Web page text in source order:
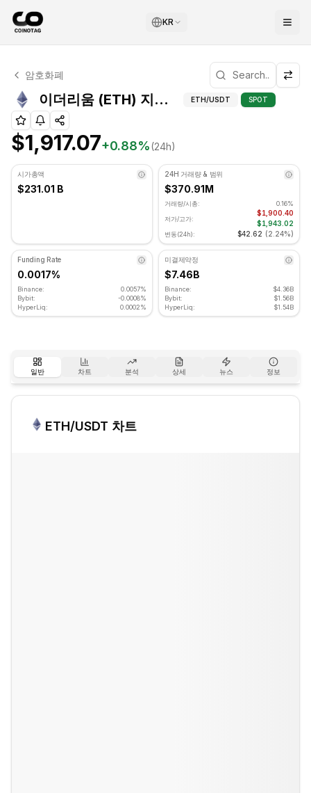
KR
이더리움 기술적 분석
이더리움 현재 $1,917.07에 거래되고 있습니다. RSI 지표
암호화폐
이더리움 (ETH) 지지 및 저항 레벨 이더리움
ETH/USDT SPOT
$1,917.07+0.88%(24h)
시가총액
$231.01 B
24H 거래량 & 범위
$370.91M
거래량/시총:
0.16%
저가/고가:
$1,900.40
$1,943.02
변동(24h): $42.62 (2.24%)
Funding Rate
0.0017%
Binance:
0.0057%
Bybit:
-0.0008%
HyperLiq:
0.0002%
미결제약정
$7.46B
Binance:
$4.36B
Bybit:
$1.56B
HyperLiq:
$1.54B
일반 차트 분석 상세 뉴스 정보
ETH/USDT 차트